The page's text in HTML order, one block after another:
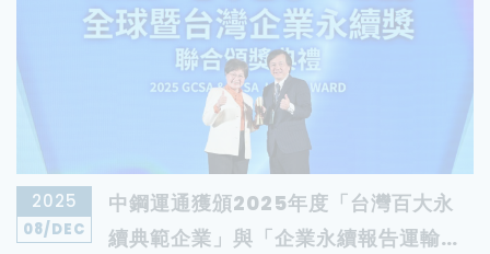
2025
08/DEC
中鋼運通獲頒2025年度「台灣百大永
續典範企業」與「企業永續報告運輸業